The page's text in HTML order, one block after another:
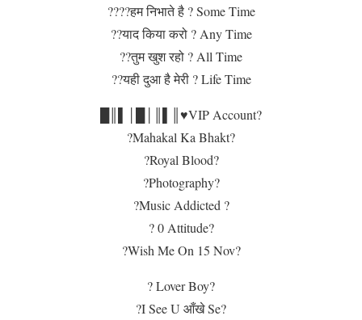
????हम निभाते है ? Some Time
??याद किया करो ? Any Time
??तुम खुश रहो ? All Time
??यही दुआ है मेरी ? Life Time
█║▌│█│║▌║♥️VIP Account?
?️Mahakal Ka Bhakt?
?Royal Blood?
?Photography?
?Music Addicted ?
? 0 Attitude?
?Wish Me On 15 Nov?
? Lover Boy?
?I See U आँखे Se?